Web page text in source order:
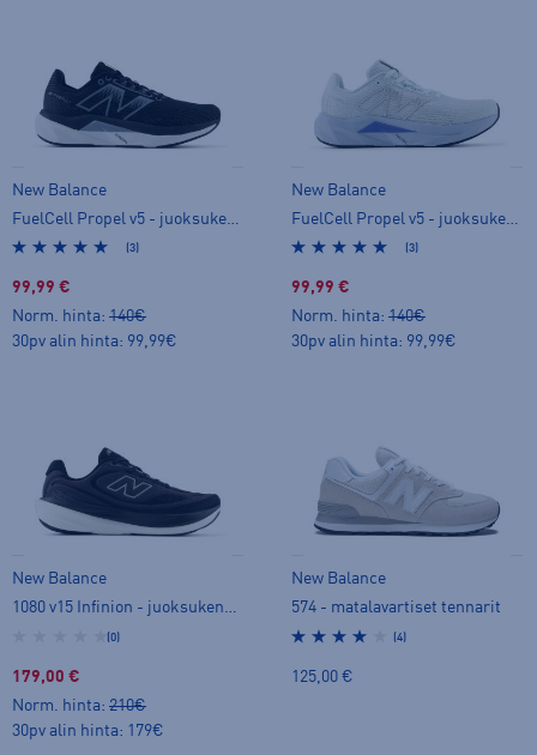
New Balance
FuelCell Propel v5 - juoksukengät
(3)
99,99 €
Norm. hinta: 140€
30pv alin hinta: 99,99€
New Balance
FuelCell Propel v5 - juoksukengät
(3)
99,99 €
Norm. hinta: 140€
30pv alin hinta: 99,99€
New Balance
1080 v15 Infinion - juoksukengät
(0)
179,00 €
Norm. hinta: 210€
30pv alin hinta: 179€
New Balance
574 - matalavartiset tennarit
(4)
125,00 €